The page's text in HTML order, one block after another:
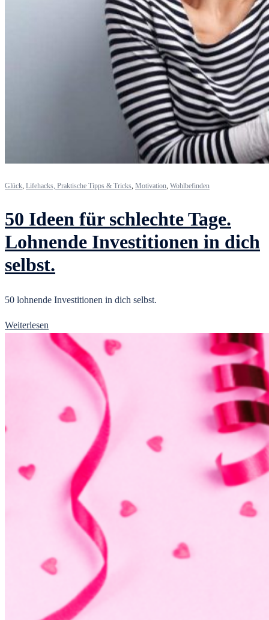
Glück Lifehacks, Praktische Tipps & Tricks Motivation Wohlbefinden
50 Ideen für schlechte Tage.
Lohnende Investitionen in dich
selbst.
50 lohnende Investitionen in dich selbst.
Weiterlesen